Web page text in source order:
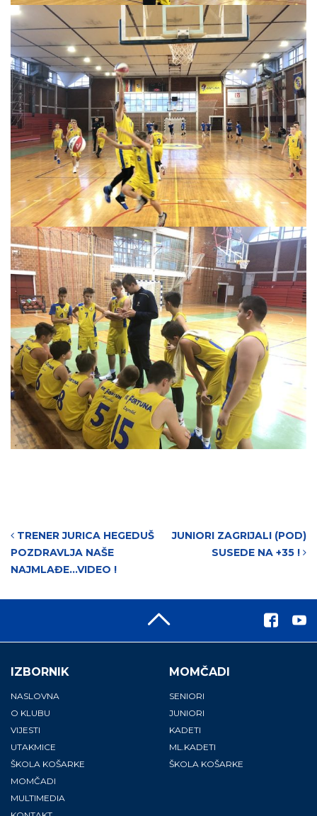
Post navigation
TRENER JURICA HEGEDUŠ
POZDRAVLJA NAŠE
NAJMLAĐE…VIDEO !
JUNIORI ZAGRIJALI (POD)
SUSEDE NA +35 !
IZBORNIK
NASLOVNA
O KLUBU
VIJESTI
UTAKMICE
ŠKOLA KOŠARKE
MOMČADI
MULTIMEDIA
MOMČADI
SENIORI
JUNIORI
KADETI
ML.KADETI
ŠKOLA KOŠARKE